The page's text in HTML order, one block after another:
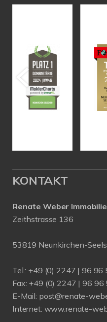
KONTAKT
Renate Weber
Zeithstrasse 136
53819 Neunkirchen-
Tel.: +49 (0) 2247 | 96 96
Fax: +49 (0) 2247 | 96 96
E-Mail: post@renate-
Internet: www.renate-